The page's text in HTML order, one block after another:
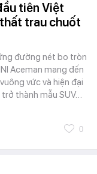
tiên Việt
trau chuốt
đường nét bo tròn
Aceman mang đến
vức và hiện đại
thành mẫu SUV…
0